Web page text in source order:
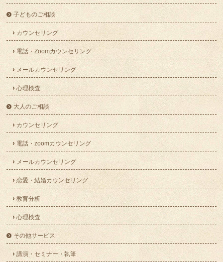
子どものご相談
カウンセリング
電話・Zoomカウンセリング
メールカウンセリング
心理検査
大人のご相談
カウンセリング
電話・zoomカウンセリング
メールカウンセリング
恋愛・結婚カウンセリング
教育分析
心理検査
その他サービス
講演・セミナー・執筆